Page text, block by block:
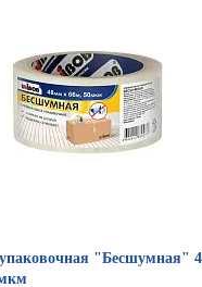
"Бесшумная"